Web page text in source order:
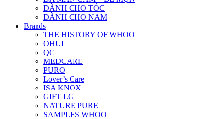
DÀNH CHO TÓC
DÀNH CHO NAM
Brands
THE HISTORY OF WHOO
OHUI
QC
MEDCARE
PURO
Lover’s Care
ISA KNOX
GIFT LG
NATURE PURE
SAMPLES WHOO